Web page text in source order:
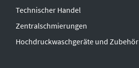
Technischer Handel
Zentralschmierungen
Hochdruckwaschgeräte und Zubehör